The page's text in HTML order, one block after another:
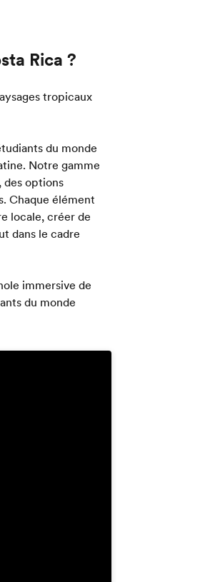
Rica ?
tropicaux
du monde
Notre gamme
des options
Chaque élément
locale, créer de
dans le cadre
immersive de
du monde